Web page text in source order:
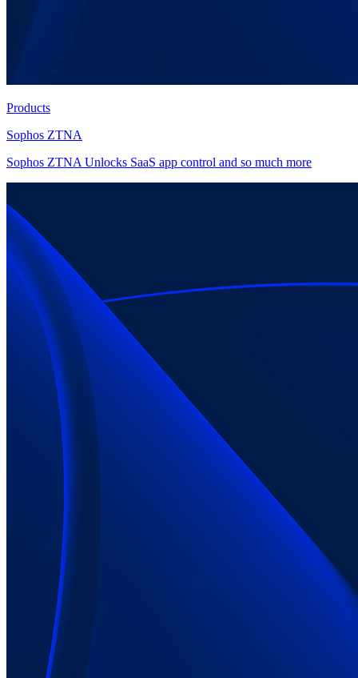
Products
Sophos ZTNA
Sophos ZTNA Unlocks SaaS app control and so much more